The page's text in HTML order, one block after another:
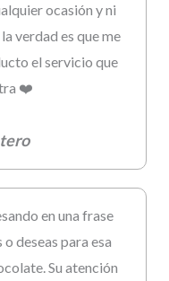
ocasión y ni
verdad es que me
el servicio que
❤️
en una frase
deseas para esa
Su atención